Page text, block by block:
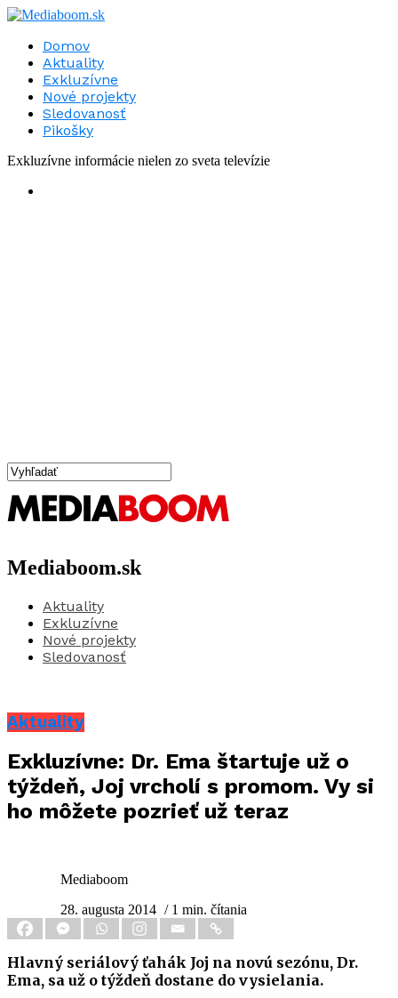
Domov
Aktuality
Exkluzívne
Nové projekty
Sledovanosť
Pikošky
Exkluzívne informácie nielen zo sveta televízie
Mediaboom.sk
Aktuality
Exkluzívne
Nové projekty
Sledovanosť
Aktuality
Exkluzívne: Dr. Ema štartuje už o
týždeň, Joj vrcholí s promom. Vy si
ho môžete pozrieť už teraz
Mediaboom
28. augusta 2014 / 1 min. čítania
Hlavný seriálový ťahák Joj na novú sezónu, Dr.
Ema, sa už o týždeň dostane do vysielania.